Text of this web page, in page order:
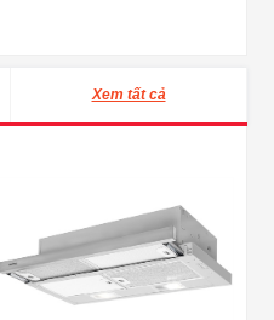
Xem tất cả